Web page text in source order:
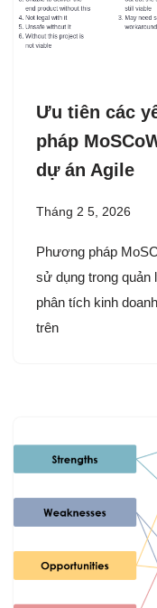
Ưu tiên các
pháp
dự án Agile
Tháng 2 5, 2026
Phương pháp
sử dụng trong quản
phân tích kinh
trên